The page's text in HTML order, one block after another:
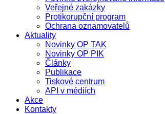
Veřejné zakázky
Protikorupční program
Ochrana oznamovatelů
Aktuality
Novinky OP TAK
Novinky OP PIK
Články
Publikace
Tiskové centrum
API v médiích
Akce
Kontakty